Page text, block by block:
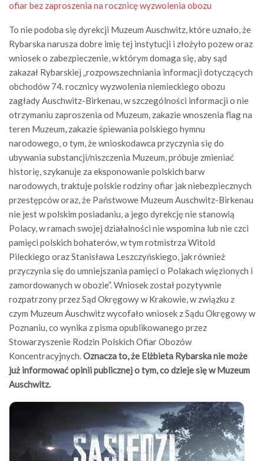
ofiar bez zaproszenia na rocznicę wyzwolenia obozu
To nie podoba się dyrekcji Muzeum Auschwitz, które uznało, że
Rybarska narusza dobre imię tej instytucji i złożyło pozew oraz
wniosek o zabezpieczenie, w którym domaga się, aby sąd
zakazał Rybarskiej „rozpowszechniania informacji dotyczących
obchodów 74. rocznicy wyzwolenia niemieckiego obozu
zagłady Auschwitz-Birkenau, w szczególności informacji o nie
otrzymaniu zaproszenia od Muzeum, zakazie wnoszenia flag na
teren Muzeum, zakazie śpiewania polskiego hymnu
narodowego, o tym, że wnioskodawca przyczynia się do
ubywania substancji/niszczenia Muzeum, próbuje zmieniać
historię, szykanuje za eksponowanie polskich barw
narodowych, traktuje polskie rodziny ofiar jak niebezpiecznych
przestępców oraz, że Państwowe Muzeum Auschwitz-Birkenau
nie jest w polskim posiadaniu, a jego dyrekcję nie stanowią
Polacy, w ramach swojej działalności nie wspomina lub nie czci
pamięci polskich bohaterów, w tym rotmistrza Witold
Pileckiego oraz Stanisława Leszczyńskiego, jak również
przyczynia się do umniejszania pamięci o Polakach więzionych i
zamordowanych w obozie”. Wniosek został pozytywnie
rozpatrzony przez Sąd Okręgowy w Krakowie, w związku z
czym Muzeum Auschwitz wycofało wniosek z Sądu Okręgowy w
Poznaniu, co wynika z pisma opublikowanego przez
Stowarzyszenie Rodzin Polskich Ofiar Obozów
Koncentracyjnych.Oznacza to, że Elżbieta Rybarska nie może
już informować opinii publicznej o tym, co dzieje się w Muzeum
Auschwitz.